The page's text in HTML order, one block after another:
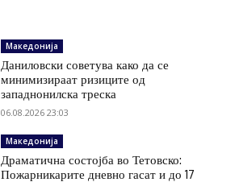
Македонија
Даниловски советува како да се
минимизираат ризиците од
западнонилска треска
06.08.2026 23:03
Македонија
Драматична состојба во Тетовско:
Пожарникарите дневно гасат и до 17